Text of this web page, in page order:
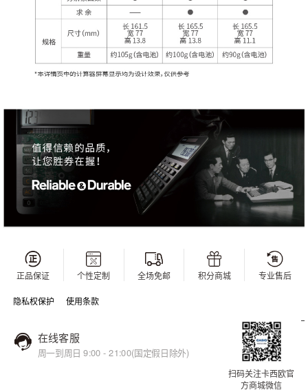
正品保证 个性定制 全场免邮 积分商城 专业售后
隐私权保护 使用条款
在线客服
周一到周日 9:00 - 21:00(国定假日除外)
扫码关注卡西欧官
方商城微信